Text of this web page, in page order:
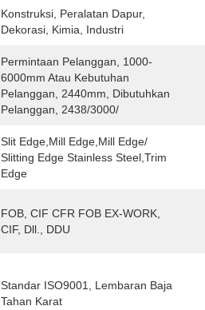
Konstruksi, Peralatan Dapur,
Dekorasi, Kimia, Industri
Permintaan Pelanggan, 1000-
6000mm Atau Kebutuhan
Pelanggan, 2440mm, Dibutuhkan
Pelanggan, 2438/3000/
Slit Edge,Mill Edge,Mill Edge/
Slitting Edge Stainless Steel,trim
Edge
FOB, CIF CFR FOB EX-WORK,
CIF, Dll., DDU
Standar ISO9001, Lembaran Baja
Tahan Karat